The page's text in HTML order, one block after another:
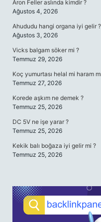
Aron Feller aslında kimdir ?
Ağustos 4, 2026
Ahududu hangi organa iyi gelir ?
Ağustos 3, 2026
Vicks balgam söker mi ?
Temmuz 29, 2026
Koç yumurtası helal mi haram
Temmuz 27, 2026
Korede aşkım ne demek ?
Temmuz 25, 2026
DC 5V ne işe yarar ?
Temmuz 25, 2026
Kekik balı boğaza iyi gelir mi ?
Temmuz 25, 2026